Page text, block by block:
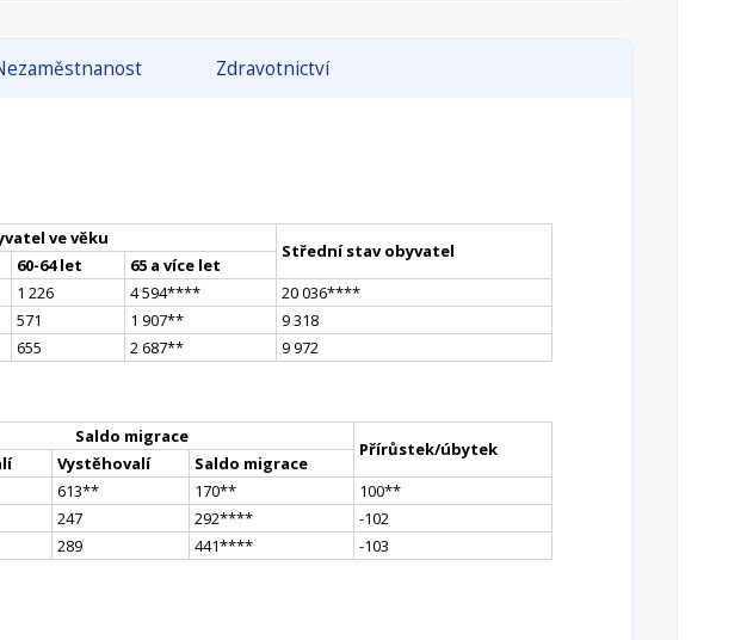
Zdravotnictví
ve věku
Střední stav obyvatel
60-64 let
65 a více let
1 226 4 594**** 20 036****
571 1 907**
9 318
655 2 687**
9 972
Saldo migrace
Přírůstek/úbytek
Vystěhovalí
Saldo migrace
613** 170** 100**
247 292****
-102
289 441****
-103